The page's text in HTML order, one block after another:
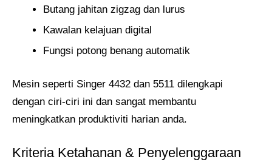
Butang jahitan zigzag dan lurus
Kawalan kelajuan digital
Fungsi potong benang automatik
Mesin seperti Singer 4432 dan 5511 dilengkapi
dengan ciri-ciri ini dan sangat membantu
meningkatkan produktiviti harian anda.
Kriteria Ketahanan & Penyelenggaraan